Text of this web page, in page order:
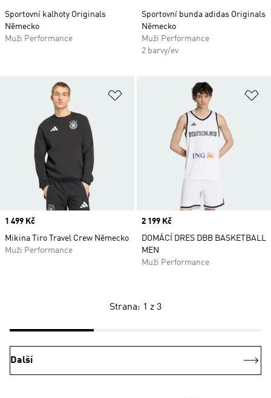
Sportovní kalhoty Originals
Německo
Muži Performance
Sportovní bunda adidas Originals
Německo
Muži Performance
2 barvy/ev
Přidat do seznamu přání
Price
1 499 Kč
Mikina Tiro Travel Crew Německo
Muži Performance
Price
2 199 Kč
DOMÁCÍ DRES DBB BASKETBALL
MEN
Muži Performance
Strana: 1 z 3
Další